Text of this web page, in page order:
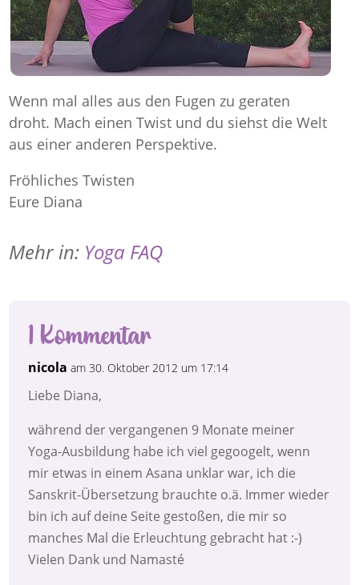
Wenn mal alles aus den Fugen zu geraten
droht. Mach einen Twist und du siehst die Welt
aus einer anderen Perspektive.
Fröhliches Twisten
Eure Diana
Mehr in: Yoga FAQ
1 Kommentar
nicola am 30. Oktober 2012 um 17:14
Liebe Diana,
während der vergangenen 9 Monate meiner
Yoga-Ausbildung habe ich viel gegoogelt, wenn
mir etwas in einem Asana unklar war, ich die
Sanskrit-Übersetzung brauchte o.ä. Immer wieder
bin ich auf deine Seite gestoßen, die mir so
manches Mal die Erleuchtung gebracht hat :-)
Vielen Dank und Namasté